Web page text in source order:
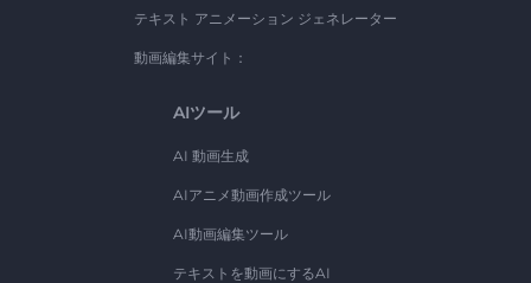
テキスト アニメーション ジェネレーター
動画編集サイト：
AIツール
AI 動画生成
AIアニメ動画作成ツール
AI動画編集ツール
テキストを動画にするAI